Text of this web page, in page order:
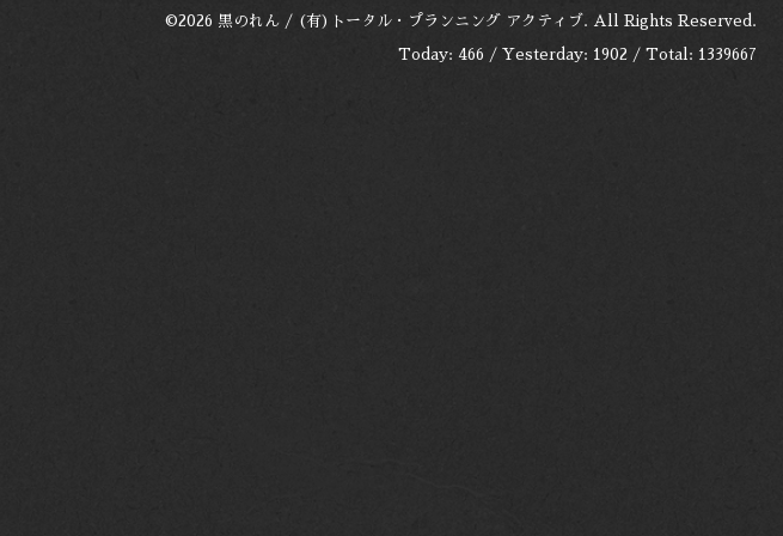
©2026 黒のれん / (有)トータル・プランニング アクティブ. All Rights Reserved.
Today: 466 / Yesterday: 1902 / Total: 1339667